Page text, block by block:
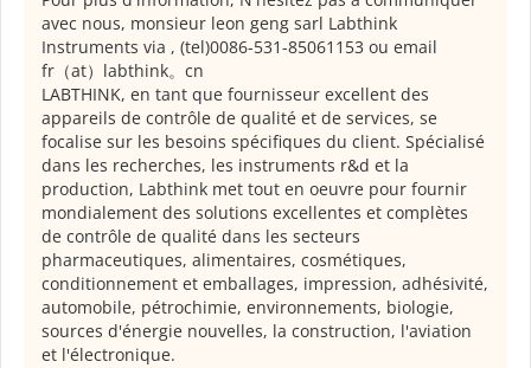
avec nous, monsieur leon geng sarl Labthink
Instruments via , (tel)0086-531-85061153 ou email
fr（at）labthink。cn
LABTHINK, en tant que fournisseur excellent des
appareils de contrôle de qualité et de services, se
focalise sur les besoins spécifiques du client. Spécialisé
dans les recherches, les instruments r&d et la
production, Labthink met tout en oeuvre pour fournir
mondialement des solutions excellentes et complètes
de contrôle de qualité dans les secteurs
pharmaceutiques, alimentaires, cosmétiques,
conditionnement et emballages, impression, adhésivité,
automobile, pétrochimie, environnements, biologie,
sources d'énergie nouvelles, la construction, l'aviation
et l'électronique.